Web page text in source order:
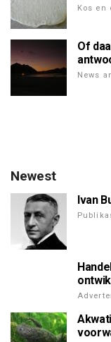
Kos en
Of
News
Newest
Ivan